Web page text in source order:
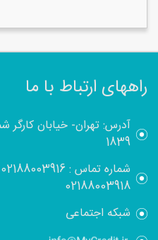
راههای ارتباط با ما
آدرس: تهران- خیابان
1839
شماره تماس :02188003916
02188003918
شبکه اجتماعی